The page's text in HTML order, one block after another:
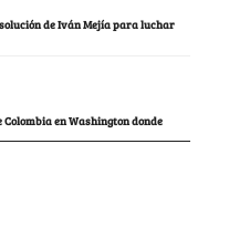
de Iván Mejía para luchar
Colombia en Washington donde